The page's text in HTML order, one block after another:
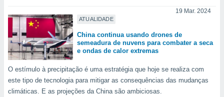
ATUALIDADE
19 Mar. 2024
China continua usando drones de
semeadura de nuvens para combater a seca
e ondas de calor extremas
O estímulo à precipitação é uma estratégia que hoje se realiza com
este tipo de tecnologia para mitigar as consequências das mudanças
climáticas. E as projeções da China são ambiciosas.